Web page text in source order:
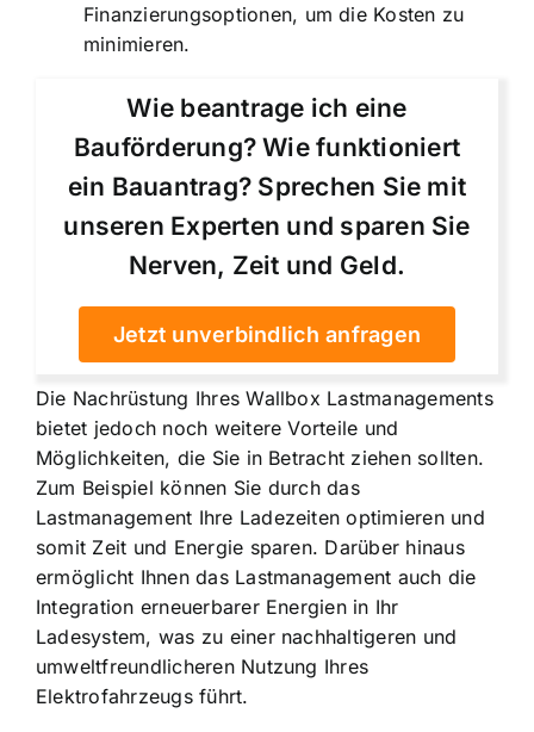
Finanzierungsoptionen, um die Kosten zu
minimieren.
Wie beantrage ich eine
Bauförderung? Wie funktioniert
ein Bauantrag? Sprechen Sie mit
unseren Experten und sparen Sie
Nerven, Zeit und Geld.
Jetzt unverbindlich anfragen
Die Nachrüstung Ihres Wallbox Lastmanagements
bietet jedoch noch weitere Vorteile und
Möglichkeiten, die Sie in Betracht ziehen sollten.
Zum Beispiel können Sie durch das
Lastmanagement Ihre Ladezeiten optimieren und
somit Zeit und Energie sparen. Darüber hinaus
ermöglicht Ihnen das Lastmanagement auch die
Integration erneuerbarer Energien in Ihr
Ladesystem, was zu einer nachhaltigeren und
umweltfreundlicheren Nutzung Ihres
Elektrofahrzeugs führt.